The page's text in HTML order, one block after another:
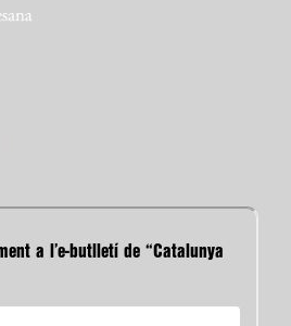
a l’e-butlletí de “Catalunya